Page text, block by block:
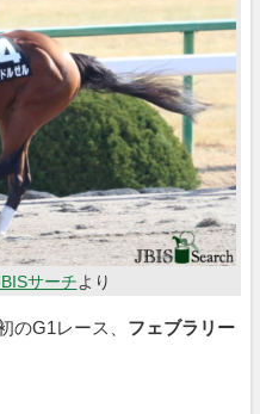
サーチより
G1レース、 フェブラリー